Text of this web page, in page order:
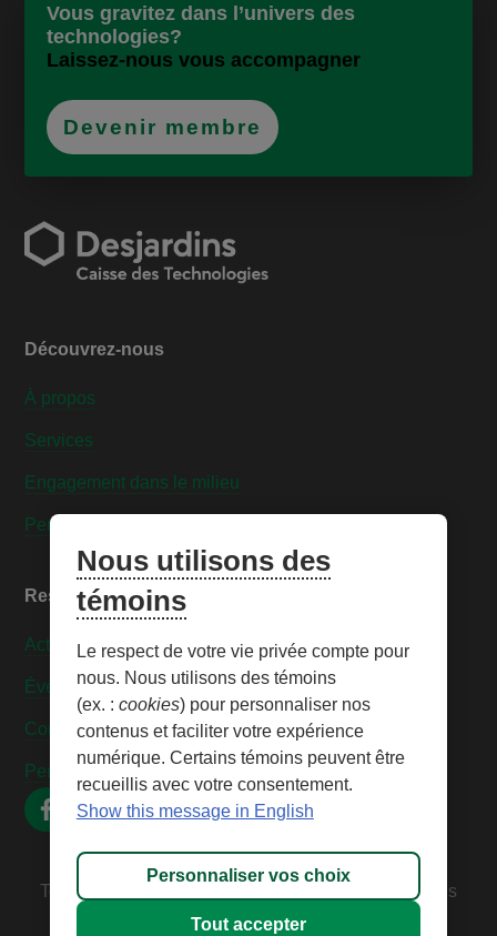
Vous gravitez dans l’univers des
technologies?
Laissez-nous vous accompagner
Devenir membre
Découvrez-nous
À propos
Services
Engagement dans le milieu
Personnaliser les témoins
Ressources
Actualités
Événements
Contactez-nous
Personnaliser les témoins
Tous droits réservés © 2026 – Caisse Desjardins des
Technologies
Nous utilisons des
témoins
Le respect de votre vie privée compte pour
nous. Nous utilisons des témoins
(ex. : cookies) pour personnaliser nos
contenus et faciliter votre expérience
numérique. Certains témoins peuvent être
recueillis avec votre consentement.
Show this message in English
Personnaliser vos choix
Tout accepter